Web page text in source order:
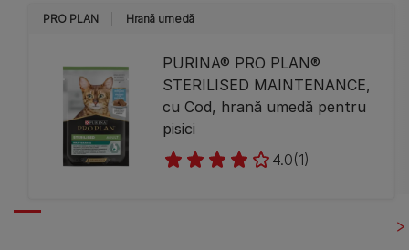
PRO PLAN Hrană umedă
PURINA® PRO PLAN®
STERILISED MAINTENANCE,
cu Cod, hrană umedă pentru
pisici
4.0(1)